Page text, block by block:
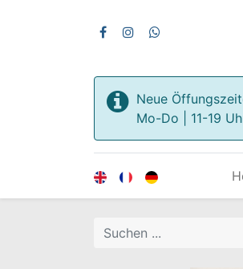
Neue
Mo-Do | 11-19